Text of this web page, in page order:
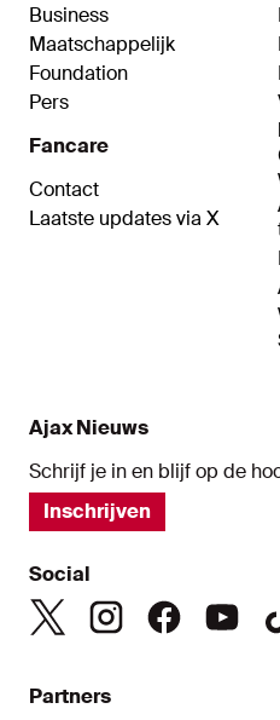
Business
Maatschappelijk
Foundation
Pers
Fancare
Contact
Laatste updates via X
Ajax Nieuws
Schrijf je in en blijf op de
Inschrijven
Social
Partners